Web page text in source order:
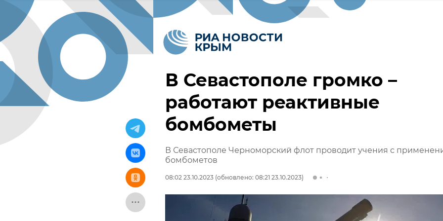
В Севастополе громко –
работают реактивные
бомбометы
В Севастополе Черноморский флот проводит учения с
бомбометов
08:02 23.10.2023 (обновлено: 08:21 23.10.2023)